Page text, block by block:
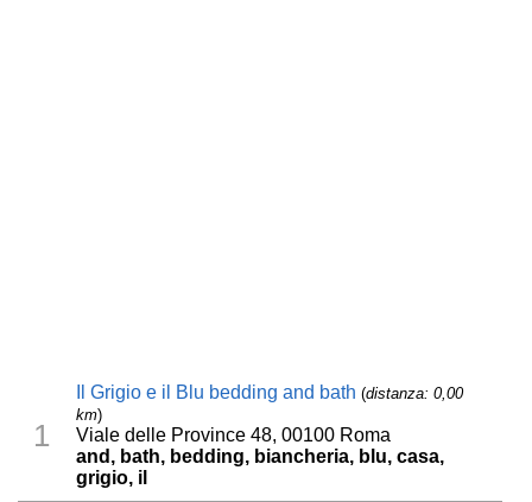
1
Il Grigio e il Blu bedding and bath (distanza: 0,00
km)
Viale delle Province 48, 00100 Roma
and, bath, bedding, biancheria, blu, casa,
grigio, il